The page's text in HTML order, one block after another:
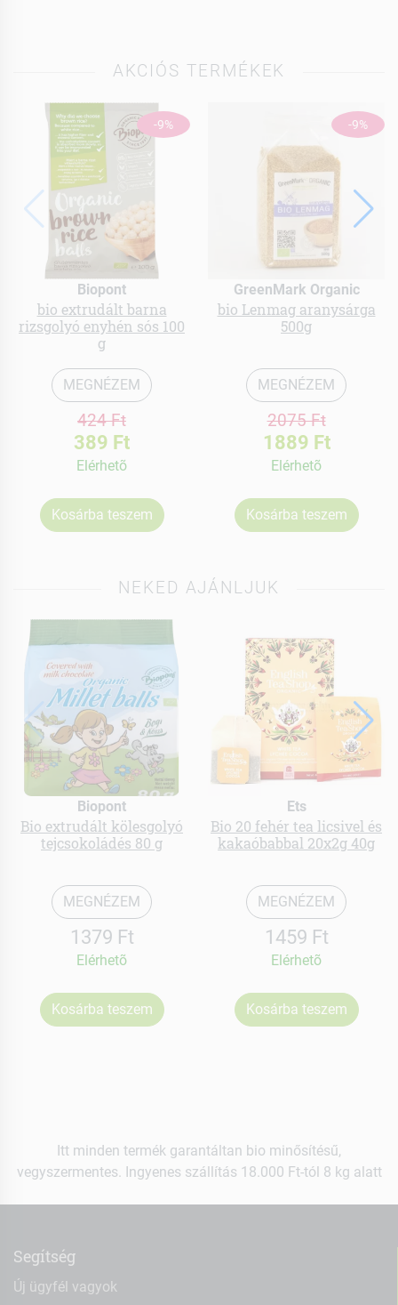
AKCIÓS TERMÉKEK
-9%
Biopont
bio extrudált barna
rizsgolyó enyhén sós 100
g
MEGNÉZEM
424 Ft
389 Ft
Elérhetõ
Kosárba teszem
-9%
GreenMark Organic
bio Lenmag aranysárga
500g
MEGNÉZEM
2075 Ft
1889 Ft
Elérhetõ
Kosárba teszem
NEKED AJÁNLJUK
Biopont
Bio extrudált kölesgolyó
tejcsokoládés 80 g
MEGNÉZEM
1379 Ft
Elérhetõ
Kosárba teszem
Ets
Bio 20 fehér tea licsivel és
kakaóbabbal 20x2g 40g
MEGNÉZEM
1459 Ft
Elérhetõ
Kosárba teszem
Itt minden termék garantáltan bio minősítésű,
vegyszermentes. Ingyenes szállítás 18.000 Ft-tól 8 kg alatt
Segítség
Új ügyfél vagyok